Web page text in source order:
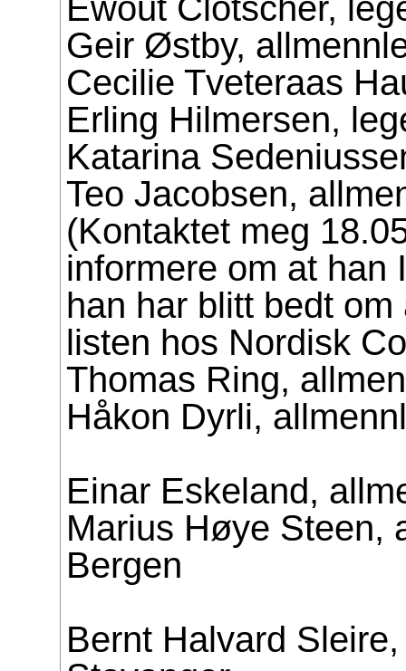
Ewout Clotscher,
Geir Østby,
Cecilie Tveteraas
Erling Hilmersen,
Katarina
Teo Jacobsen,
(Kontaktet meg
informere om at han
han har blitt bedt
listen hos Nordisk
Thomas Ring,
Håkon Dyrli,
Einar Eskeland,
Marius Høye Steen,
Bergen
Bernt Halvard